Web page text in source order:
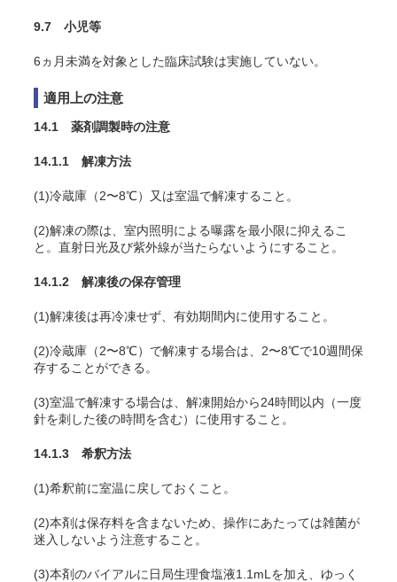
9.7 小児等
6ヵ月未満を対象とした臨床試験は実施していない。
適用上の注意
14.1 薬剤調製時の注意
14.1.1 解凍方法
(1)冷蔵庫（2〜8℃）又は室温で解凍すること。
(2)解凍の際は、室内照明による曝露を最小限に抑えるこ
と。直射日光及び紫外線が当たらないようにすること。
14.1.2 解凍後の保存管理
(1)解凍後は再冷凍せず、有効期間内に使用すること。
(2)冷蔵庫（2〜8℃）で解凍する場合は、2〜8℃で10週間保
存することができる。
(3)室温で解凍する場合は、解凍開始から24時間以内（一度
針を刺した後の時間を含む）に使用すること。
14.1.3 希釈方法
(1)希釈前に室温に戻しておくこと。
(2)本剤は保存料を含まないため、操作にあたっては雑菌が
迷入しないよう注意すること。
(3)本剤のバイアルに日局生理食塩液1.1mLを加え、ゆっく